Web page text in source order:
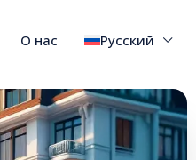
О нас Русский